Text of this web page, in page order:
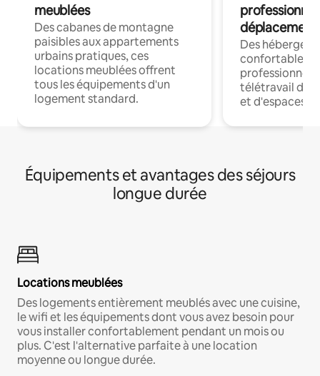
meublées
Des cabanes de montagne
paisibles aux appartements
urbains pratiques, ces
locations meublées offrent
tous les équipements d'un
logement standard.
déplacement
Des
confortables
professionnels
télétravail
et d'espaces
Équipements et avantages des séjours
longue durée
Locations meublées
Des logements entièrement meublés avec une cuisine,
le wifi et les équipements dont vous avez besoin pour
vous installer confortablement pendant un mois ou
plus. C'est l'alternative parfaite à une location
moyenne ou longue durée.